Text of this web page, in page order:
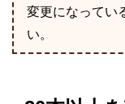
変更になってい
い。